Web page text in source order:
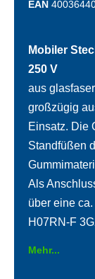
EAN
Mobiler
250 V
aus
großzügig
Einsatz. Die
Standfüßen
Als
über eine
H07RN-F
Mehr...